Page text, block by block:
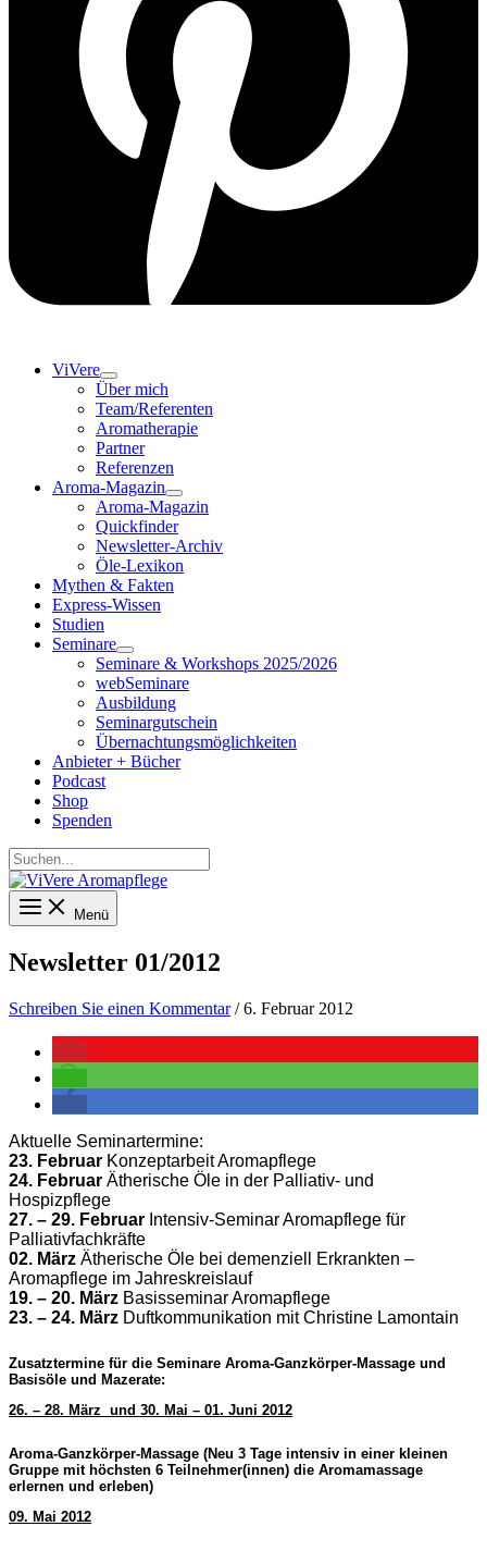
ViVere
Über mich
Team/Referenten
Aromatherapie
Partner
Referenzen
Aroma-Magazin
Aroma-Magazin
Quickfinder
Newsletter-Archiv
Öle-Lexikon
Mythen & Fakten
Express-Wissen
Studien
Seminare
Seminare & Workshops 2025/2026
webSeminare
Ausbildung
Seminargutschein
Übernachtungsmöglichkeiten
Anbieter + Bücher
Podcast
Shop
Spenden
Suchen...
Menü
Newsletter 01/2012
Schreiben Sie einen Kommentar /6. Februar 2012
Aktuelle Seminartermine:
23. Februar Konzeptarbeit Aromapflege
24. Februar Ätherische Öle in der Palliativ- und
Hospizpflege
27. – 29. Februar Intensiv-Seminar Aromapflege für
Palliativfachkräfte
02. März Ätherische Öle bei demenziell Erkrankten –
Aromapflege im Jahreskreislauf
19. – 20. März Basisseminar Aromapflege
23. – 24. März Duftkommunikation mit Christine Lamontain
Zusatztermine für die Seminare Aroma-Ganzkörper-Massage und
Basisöle und Mazerate:
26. – 28. März und 30. Mai – 01. Juni 2012
Aroma-Ganzkörper-Massage (Neu 3 Tage intensiv in einer kleinen
Gruppe mit höchsten 6 Teilnehmer(innen) die Aromamassage
erlernen und erleben)
09. Mai 2012